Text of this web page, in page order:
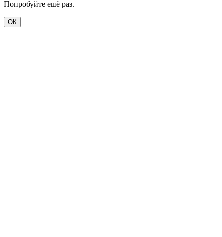
Попробуйте ещё раз.
ОК